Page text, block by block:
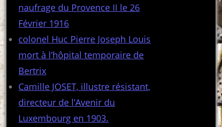
naufrage du Provence II le 26
Février 1916
colonel Huc Pierre Joseph Louis
mort à l’hôpital temporaire de
Bertrix
Camille JOSET, illustre résistant,
directeur de l’Avenir du
Luxembourg en 1903.